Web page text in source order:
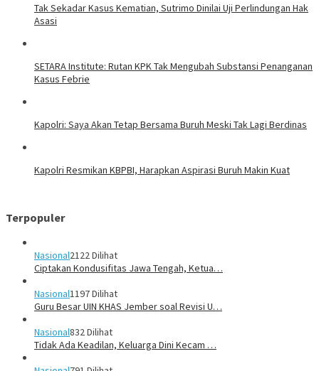
Tak Sekadar Kasus Kematian, Sutrimo Dinilai Uji Perlindungan Hak
Asasi
SETARA Institute: Rutan KPK Tak Mengubah Substansi Penanganan
Kasus Febrie
Kapolri: Saya Akan Tetap Bersama Buruh Meski Tak Lagi Berdinas
Kapolri Resmikan KBPBI, Harapkan Aspirasi Buruh Makin Kuat
Terpopuler
Nasional2122 Dilihat
Ciptakan Kondusifitas Jawa Tengah, Ketua…
Nasional1197 Dilihat
Guru Besar UIN KHAS Jember soal Revisi U…
Nasional832 Dilihat
Tidak Ada Keadilan, Keluarga Dini Kecam …